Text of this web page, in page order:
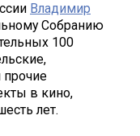
Владимир
Собранию
100
прочие
в кино,
лет.